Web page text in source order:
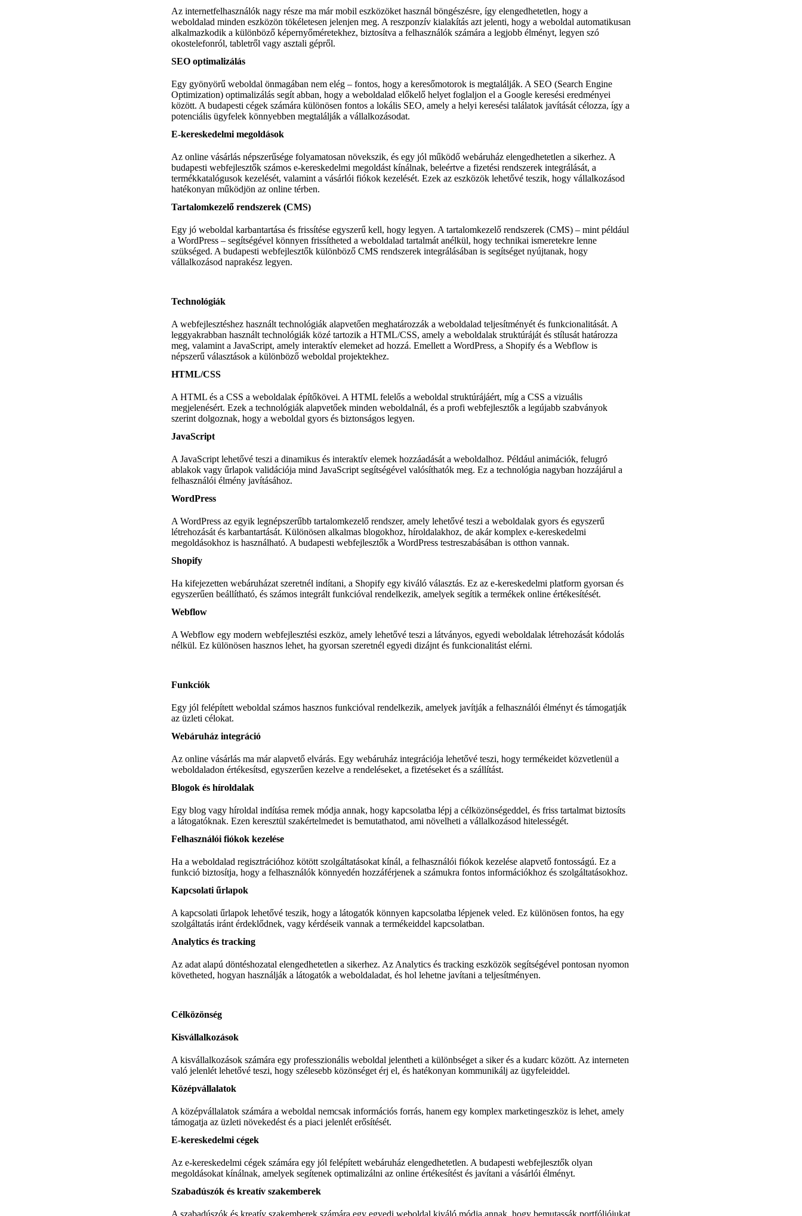
Az internetfelhasználók nagy része ma már mobil eszközöket használ böngészésre, így elengedhetetlen, hogy a
weboldalad minden eszközön tökéletesen jelenjen meg. A reszponzív kialakítás azt jelenti, hogy a weboldal automatikusan
alkalmazkodik a különböző képernyőméretekhez, biztosítva a felhasználók számára a legjobb élményt, legyen szó
okostelefonról, tabletről vagy asztali gépről.
SEO optimalizálás
Egy gyönyörű weboldal önmagában nem elég – fontos, hogy a keresőmotorok is megtalálják. A SEO (Search Engine
Optimization) optimalizálás segít abban, hogy a weboldalad előkelő helyet foglaljon el a Google keresési eredményei
között. A budapesti cégek számára különösen fontos a lokális SEO, amely a helyi keresési találatok javítását célozza, így a
potenciális ügyfelek könnyebben megtalálják a vállalkozásodat.
E-kereskedelmi megoldások
Az online vásárlás népszerűsége folyamatosan növekszik, és egy jól működő webáruház elengedhetetlen a sikerhez. A
budapesti webfejlesztők számos e-kereskedelmi megoldást kínálnak, beleértve a fizetési rendszerek integrálását, a
termékkatalógusok kezelését, valamint a vásárlói fiókok kezelését. Ezek az eszközök lehetővé teszik, hogy vállalkozásod
hatékonyan működjön az online térben.
Tartalomkezelő rendszerek (CMS)
Egy jó weboldal karbantartása és frissítése egyszerű kell, hogy legyen. A tartalomkezelő rendszerek (CMS) – mint például
a WordPress – segítségével könnyen frissítheted a weboldalad tartalmát anélkül, hogy technikai ismeretekre lenne
szükséged. A budapesti webfejlesztők különböző CMS rendszerek integrálásában is segítséget nyújtanak, hogy
vállalkozásod naprakész legyen.
Technológiák
A webfejlesztéshez használt technológiák alapvetően meghatározzák a weboldalad teljesítményét és funkcionalitását. A
leggyakrabban használt technológiák közé tartozik a HTML/CSS, amely a weboldalak struktúráját és stílusát határozza
meg, valamint a JavaScript, amely interaktív elemeket ad hozzá. Emellett a WordPress, a Shopify és a Webflow is
népszerű választások a különböző weboldal projektekhez.
HTML/CSS
A HTML és a CSS a weboldalak építőkövei. A HTML felelős a weboldal struktúrájáért, míg a CSS a vizuális
megjelenésért. Ezek a technológiák alapvetőek minden weboldalnál, és a profi webfejlesztők a legújabb szabványok
szerint dolgoznak, hogy a weboldal gyors és biztonságos legyen.
JavaScript
A JavaScript lehetővé teszi a dinamikus és interaktív elemek hozzáadását a weboldalhoz. Például animációk, felugró
ablakok vagy űrlapok validációja mind JavaScript segítségével valósíthatók meg. Ez a technológia nagyban hozzájárul a
felhasználói élmény javításához.
WordPress
A WordPress az egyik legnépszerűbb tartalomkezelő rendszer, amely lehetővé teszi a weboldalak gyors és egyszerű
létrehozását és karbantartását. Különösen alkalmas blogokhoz, híroldalakhoz, de akár komplex e-kereskedelmi
megoldásokhoz is használható. A budapesti webfejlesztők a WordPress testreszabásában is otthon vannak.
Shopify
Ha kifejezetten webáruházat szeretnél indítani, a Shopify egy kiváló választás. Ez az e-kereskedelmi platform gyorsan és
egyszerűen beállítható, és számos integrált funkcióval rendelkezik, amelyek segítik a termékek online értékesítését.
Webflow
A Webflow egy modern webfejlesztési eszköz, amely lehetővé teszi a látványos, egyedi weboldalak létrehozását kódolás
nélkül. Ez különösen hasznos lehet, ha gyorsan szeretnél egyedi dizájnt és funkcionalitást elérni.
Funkciók
Egy jól felépített weboldal számos hasznos funkcióval rendelkezik, amelyek javítják a felhasználói élményt és támogatják
az üzleti célokat.
Webáruház integráció
Az online vásárlás ma már alapvető elvárás. Egy webáruház integrációja lehetővé teszi, hogy termékeidet közvetlenül a
weboldaladon értékesítsd, egyszerűen kezelve a rendeléseket, a fizetéseket és a szállítást.
Blogok és híroldalak
Egy blog vagy híroldal indítása remek módja annak, hogy kapcsolatba lépj a célközönségeddel, és friss tartalmat biztosíts
a látogatóknak. Ezen keresztül szakértelmedet is bemutathatod, ami növelheti a vállalkozásod hitelességét.
Felhasználói fiókok kezelése
Ha a weboldalad regisztrációhoz kötött szolgáltatásokat kínál, a felhasználói fiókok kezelése alapvető fontosságú. Ez a
funkció biztosítja, hogy a felhasználók könnyedén hozzáférjenek a számukra fontos információkhoz és szolgáltatásokhoz.
Kapcsolati űrlapok
A kapcsolati űrlapok lehetővé teszik, hogy a látogatók könnyen kapcsolatba lépjenek veled. Ez különösen fontos, ha egy
szolgáltatás iránt érdeklődnek, vagy kérdéseik vannak a termékeiddel kapcsolatban.
Analytics és tracking
Az adat alapú döntéshozatal elengedhetetlen a sikerhez. Az Analytics és tracking eszközök segítségével pontosan nyomon
követheted, hogyan használják a látogatók a weboldaladat, és hol lehetne javítani a teljesítményen.
Célközönség
Kisvállalkozások
A kisvállalkozások számára egy professzionális weboldal jelentheti a különbséget a siker és a kudarc között. Az interneten
való jelenlét lehetővé teszi, hogy szélesebb közönséget érj el, és hatékonyan kommunikálj az ügyfeleiddel.
Középvállalatok
A középvállalatok számára a weboldal nemcsak információs forrás, hanem egy komplex marketingeszköz is lehet, amely
támogatja az üzleti növekedést és a piaci jelenlét erősítését.
E-kereskedelmi cégek
Az e-kereskedelmi cégek számára egy jól felépített webáruház elengedhetetlen. A budapesti webfejlesztők olyan
megoldásokat kínálnak, amelyek segítenek optimalizálni az online értékesítést és javítani a vásárlói élményt.
Szabadúszók és kreatív szakemberek
A szabadúszók és kreatív szakemberek számára egy egyedi weboldal kiváló módja annak, hogy bemutassák portfóliójukat